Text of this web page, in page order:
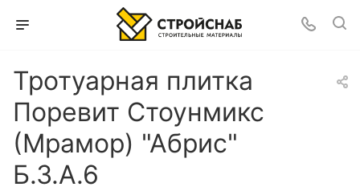
Тротуарная плитка
Поревит Стоунмикс
(Мрамор) "Абрис"
Б.3.А.6